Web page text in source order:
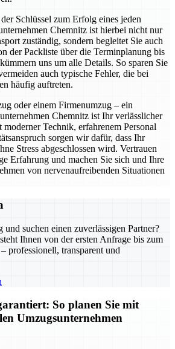
Schlüssel zum Erfolg eines jeden
Chemnitz ist hierbei nicht nur
zuständig, sondern begleitet Sie auch
der Packliste über die Terminplanung bis
uns um alle Details. So sparen Sie
auch typische Fehler, die bei
häufig auftreten.
oder einem Firmenumzug – ein
Chemnitz ist Ihr verlässlicher
Technik, erfahrenem Personal
sorgen wir dafür, dass Ihr
Stress abgeschlossen wird. Vertrauen
Erfahrung und machen Sie sich und Ihre
von nervenaufreibenden Situationen
und suchen einen zuverlässigen Partner?
Ihnen von der ersten Anfrage bis zum
professionell, transparent und
So planen Sie mit
Umzugsunternehmen